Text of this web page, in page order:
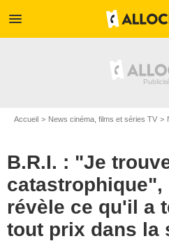
menu
Accueil News cinéma, films et séries TV
B.R.I. : "Je
catastrophique",
révèle ce qu'il a
tout prix dans la